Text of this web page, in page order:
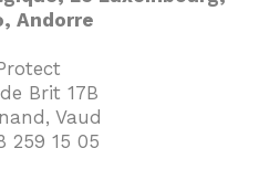
Andorre
Brit 17B
Vaud
259 15 05